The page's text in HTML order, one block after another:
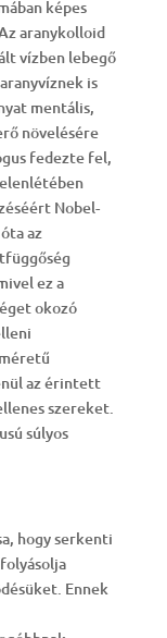
képes
aranykolloid
vízben lebegő
is
mentális,
növelésére
fedezte fel,
Nobel-
az
ez a
okozó
az érintett
szereket.
súlyos
hogy serkenti
Ennek